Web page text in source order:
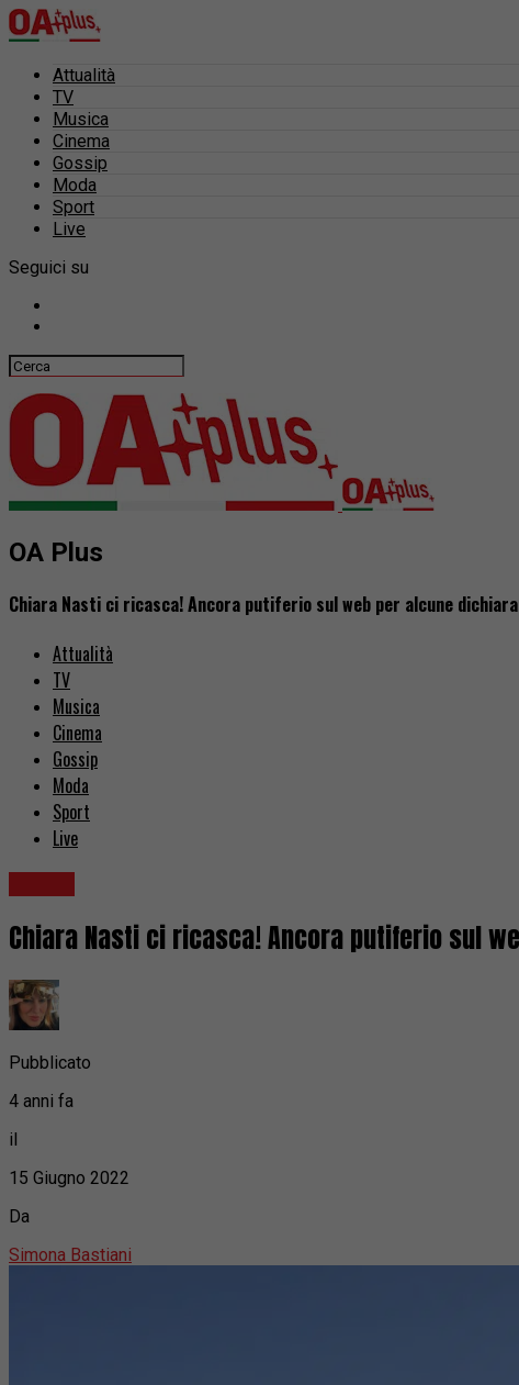
Attualità
TV
Musica
Cinema
Gossip
Moda
Sport
Live
Seguici su
OA Plus
Chiara Nasti ci ricasca! Ancora putiferio sul web per alcune
Attualità
TV
Musica
Cinema
Gossip
Moda
Sport
Live
Chiara Nasti ci ricasca! Ancora putiferio sul
Pubblicato
4 anni fa
il
15 Giugno 2022
Da
Simona Bastiani